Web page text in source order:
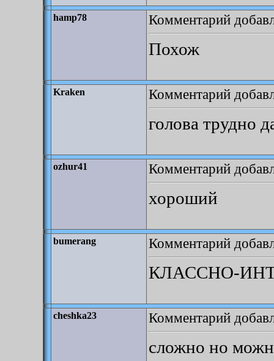
hamp78 Комментарий
Похож
Kraken Комментарий
голова трудно
ozhur41 Комментарий
хороший
bumerang Комментарий
КЛАССНО-
cheshka23 Комментарий
сложно но